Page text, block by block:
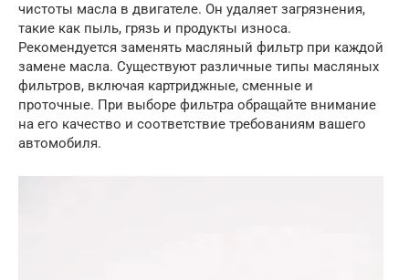
чистоты масла в двигателе. Он удаляет загрязнения,
такие как пыль, грязь и продукты износа.
Рекомендуется заменять масляный фильтр при каждой
замене масла. Существуют различные типы масляных
фильтров, включая картриджные, сменные и
проточные. При выборе фильтра обращайте внимание
на его качество и соответствие требованиям вашего
автомобиля.